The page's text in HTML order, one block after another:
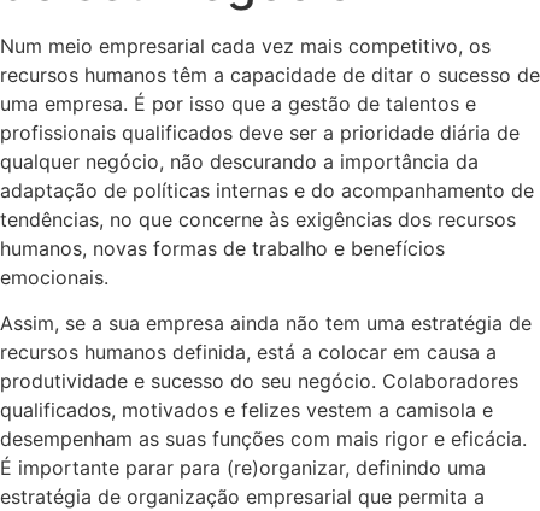
Num meio empresarial cada vez mais competitivo, os
recursos humanos têm a capacidade de ditar o sucesso de
uma empresa. É por isso que a gestão de talentos e
profissionais qualificados deve ser a prioridade diária de
qualquer negócio, não descurando a importância da
adaptação de políticas internas e do acompanhamento de
tendências, no que concerne às exigências dos recursos
humanos, novas formas de trabalho e benefícios
emocionais.
Assim, se a sua empresa ainda não tem uma estratégia de
recursos humanos definida, está a colocar em causa a
produtividade e sucesso do seu negócio. Colaboradores
qualificados, motivados e felizes vestem a camisola e
desempenham as suas funções com mais rigor e eficácia.
É importante parar para (re)organizar, definindo uma
estratégia de organização empresarial que permita a